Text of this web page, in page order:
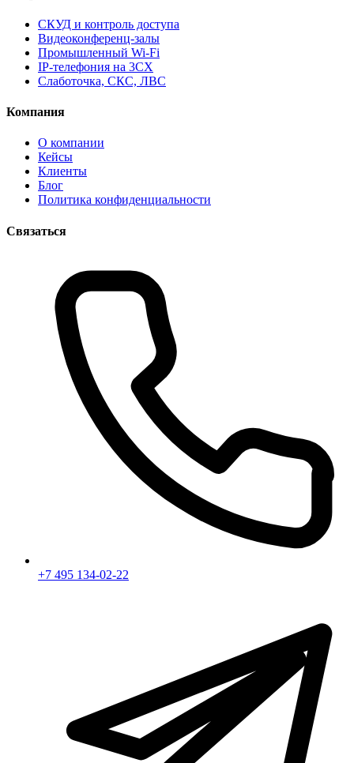
СКУД и контроль доступа
Видеоконференц-залы
Промышленный Wi-Fi
IP-телефония на 3CX
Слаботочка, СКС, ЛВС
Компания
О компании
Кейсы
Клиенты
Блог
Политика конфиденциальности
Связаться
+7 495 134-02-22